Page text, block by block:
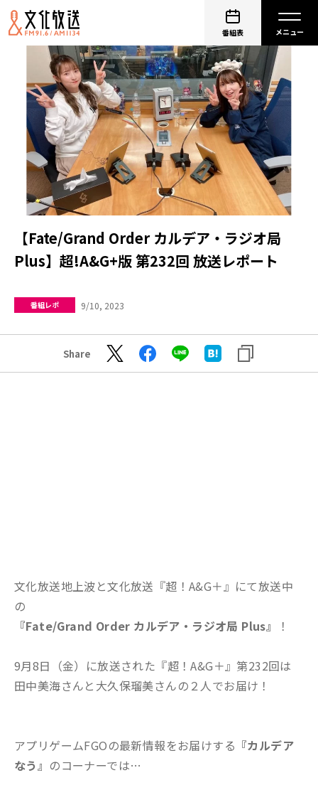
番組表
【Fate/Grand Order カルデア・ラジオ局
Plus】超!A&G+版 第232回 放送レポート
番組レポ 9/10, 2023
Share
文化放送地上波と文化放送『超！A&G＋』にて放送中
の
『Fate/Grand Order カルデア・ラジオ局 Plus』
！
9月8日（金）に放送された『超！A&G＋』第232回は
田中美海さんと大久保瑠美さんの２人でお届け！
アプリゲームFGOの最新情報をお届けする 『カルデア
なう』 のコーナーでは…